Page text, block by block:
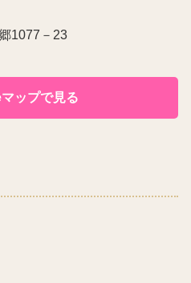
1077－23
ップで見る